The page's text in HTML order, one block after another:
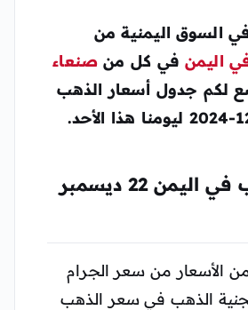
السوق اليمنية من
اليمنفي كل منصنعاء
لكم جدول أسعار الذهب
سعر الذهب في اليمن 22 ديسمبر
الأسعار من سعر الجرام
الذهب في سعر الذهب